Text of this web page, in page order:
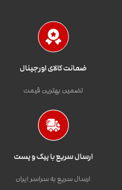
ضمانت کالای اورجینال
تضمین بهترین قیمت
ارسال سریع با پیک و پست
ارسال سریع به سراسر ایران